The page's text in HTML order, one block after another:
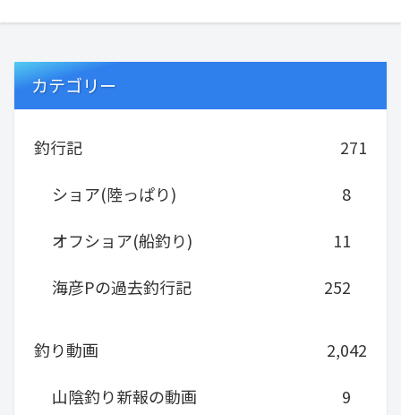
カテゴリー
釣行記
271
ショア(陸っぱり)
8
オフショア(船釣り)
11
海彦Pの過去釣行記
252
釣り動画
2,042
山陰釣り新報の動画
9